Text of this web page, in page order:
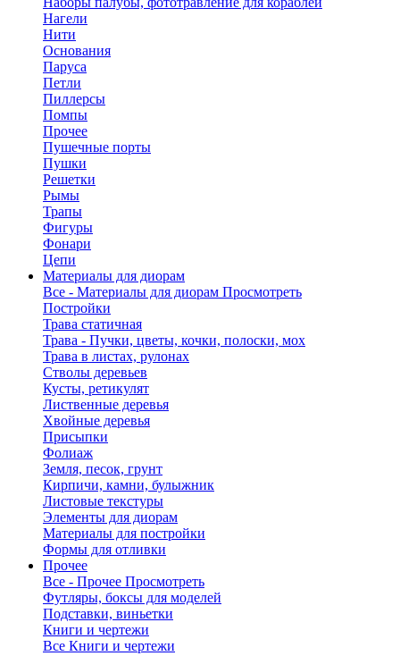
Нагели
Нити
Основания
Паруса
Петли
Пиллерсы
Помпы
Прочее
Пушечные порты
Пушки
Решетки
Рымы
Трапы
Фигуры
Фонари
Цепи
Материалы для диорам
Все - Материалы для диорам Просмотреть
Постройки
Трава статичная
Трава - Пучки, цветы, кочки, полоски, мох
Трава в листах, рулонах
Стволы деревьев
Кусты, ретикулят
Лиственные деревья
Хвойные деревья
Присыпки
Фолиаж
Земля, песок, грунт
Кирпичи, камни, булыжник
Листовые текстуры
Элементы для диорам
Материалы для постройки
Формы для отливки
Прочее
Все - Прочее Просмотреть
Футляры, боксы для моделей
Подставки, виньетки
Книги и чертежи
Все Книги и чертежи